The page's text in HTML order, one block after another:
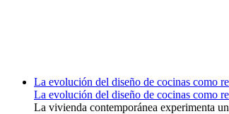
La evolución del diseño de cocinas como
La evolución del diseño de cocinas como
La vivienda contemporánea experimenta